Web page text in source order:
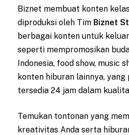
Biznet membuat konten
diproduksi oleh Tim Biznet
berbagai konten untuk
seperti mempromosikan
Indonesia, food show, music
konten hiburan lainnya,
tersedia 24 jam dalam
Temukan tontonan yang
kreativitas Anda serta